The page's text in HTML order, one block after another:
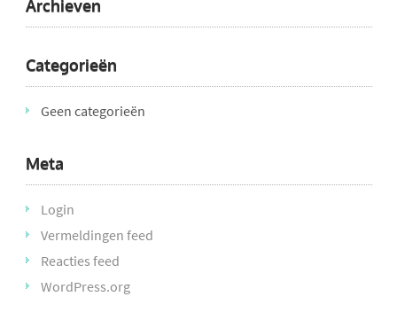
Archieven
Categorieën
Geen categorieën
Meta
Login
Vermeldingen feed
Reacties feed
WordPress.org